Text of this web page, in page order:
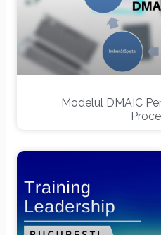
Modelul DMAIC